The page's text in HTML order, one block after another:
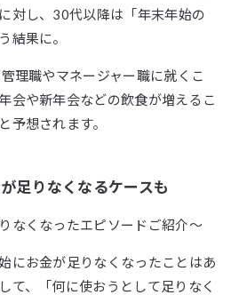
対し、30代以降は「年末年始の
結果に。
理職やマネージャー職に就くこ
会や新年会などの飲食が増えるこ
予想されます。
足りなくなるケースも
なくなったエピソードご紹介〜
にお金が足りなくなったことはあ
て、「何に使おうとして足りなく